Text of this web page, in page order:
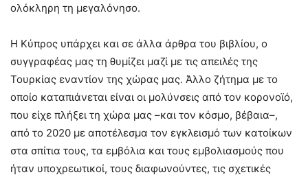
ολόκληρη τη μεγαλόνησο.
Η Κύπρος υπάρχει και σε άλλα άρθρα του βιβλίου, ο
συγγραφέας μας τη θυμίζει μαζί με τις απειλές της
Τουρκίας εναντίον της χώρας μας. Άλλο ζήτημα με το
οποίο καταπιάνεται είναι οι μολύνσεις από τον κορονοϊό,
που είχε πλήξει τη χώρα μας –και τον κόσμο, βέβαια–,
από το 2020 με αποτέλεσμα τον εγκλεισμό των κατοίκων
στα σπίτια τους, τα εμβόλια και τους εμβολιασμούς που
ήταν υποχρεωτικοί, τους διαφωνούντες, τις σχετικές